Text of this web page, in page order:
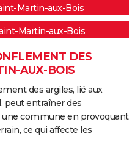
Martin-aux-Bois
Martin-aux-Bois
DES
AUX-BOIS
des argiles, lié aux
peut entraîner des
commune en provoquant
ce qui affecte les